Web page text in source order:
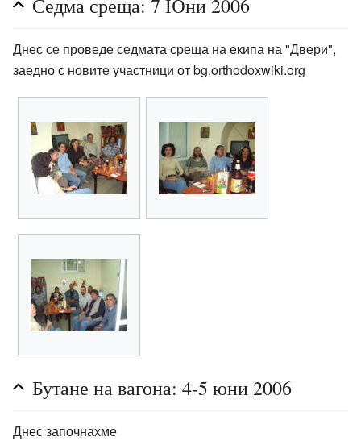
Седма среща: 7 Юни 2006
Днес се проведе седмата среща на екипа на "Двери",
заедно с новите участници от bg.orthodoxwiki.org
Бутане на вагона: 4-5 юни 2006
Днес започнахме